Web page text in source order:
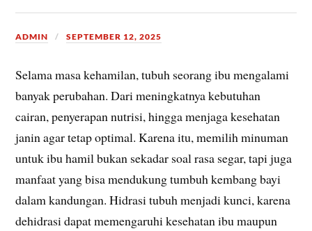
ADMIN SEPTEMBER 12, 2025
Selama masa kehamilan, tubuh seorang ibu mengalami
banyak perubahan. Dari meningkatnya kebutuhan
cairan, penyerapan nutrisi, hingga menjaga kesehatan
janin agar tetap optimal. Karena itu, memilih minuman
untuk ibu hamil bukan sekadar soal rasa segar, tapi juga
manfaat yang bisa mendukung tumbuh kembang bayi
dalam kandungan. Hidrasi tubuh menjadi kunci, karena
dehidrasi dapat memengaruhi kesehatan ibu maupun